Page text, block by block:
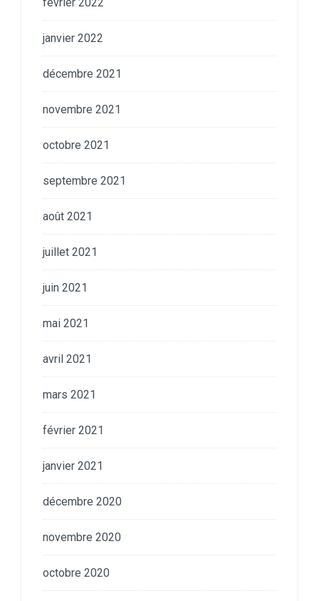
janvier 2022
décembre 2021
novembre 2021
octobre 2021
septembre 2021
août 2021
juillet 2021
juin 2021
mai 2021
avril 2021
mars 2021
février 2021
janvier 2021
décembre 2020
novembre 2020
octobre 2020